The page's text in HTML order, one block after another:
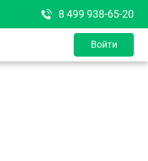
8 499 938-65-20
Войти